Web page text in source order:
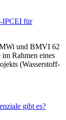
IPCEI für
und BMVI 62
Rahmen eines
(Wasserstoff-
gibt es?